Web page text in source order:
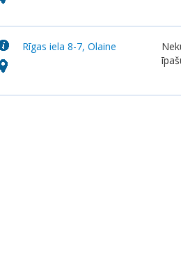
Rīgas iela 8-7, Olaine